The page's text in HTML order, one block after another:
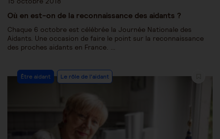
Où en est-on de la reconnaissance des aidants ?
Chaque 6 octobre est célébrée la Journée Nationale des
Aidants. Une occasion de faire le point sur la reconnaissance
des proches aidants en France. …
Être aidant Le rôle de l'aidant